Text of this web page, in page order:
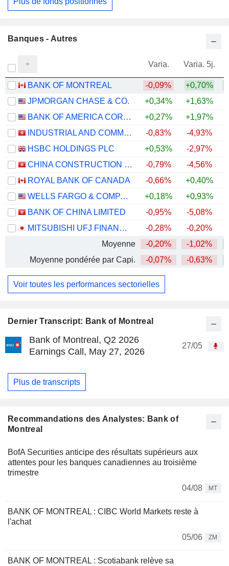
Dernier Transcript: Bank of Montreal
Bank of Montreal, Q2 2026
Earnings Call, May 27, 2026
27/05
Plus de transcripts
Recommandations des Analystes: Bank of
Montreal
BofA Securities anticipe des résultats supérieurs aux
attentes pour les banques canadiennes au troisième
trimestre
04/08
MT
BANK OF MONTREAL : CIBC World Markets reste à
l'achat
05/06
ZM
BANK OF MONTREAL : Scotiabank relève sa
Banques - Autres
Varia. Varia. 5j.
BANK OF MONTREAL -0,09% +0,70%
JPMORGAN CHASE & CO.
+0,34% +1,63%
BANK OF AMERICA CORPORATION
+0,27% +1,97%
INDUSTRIAL AND COMMERCIAL BANK OF CHINA LIMITED
-0,83% -4,93%
HSBC HOLDINGS PLC
+0,53% -2,97%
CHINA CONSTRUCTION BANK CORPORATION
-0,79% -4,56%
ROYAL BANK OF CANADA
-0,66% +0,40%
WELLS FARGO & COMPANY
+0,18% +0,93%
BANK OF CHINA LIMITED
-0,95% -5,08%
MITSUBISHI UFJ FINANCIAL GROUP, INC.
-0,28% -0,20%
Moyenne
-0,20% -1,02%
Moyenne pondérée par Capi.
-0,07% -0,63%
Voir toutes les performances sectorielles